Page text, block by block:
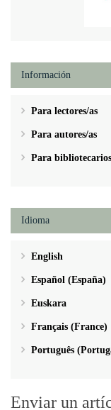
Información
Para lectores/as
Para autores/as
Para
Idioma
English
Español (España)
Euskara
Français (France)
Português
Enviar un